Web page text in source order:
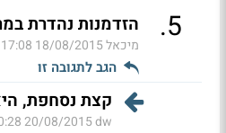
5
. הזדמנות נהדרת
מיכאל18/08/2015 17:08
הגב לתגובה זו
קצת נסחפת,
dw
20/08/2015 10:28